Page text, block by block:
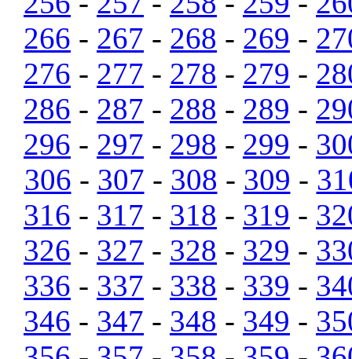
266 - 267 - 268 - 269 -
276 - 277 - 278 - 279 -
286 - 287 - 288 - 289 -
296 - 297 - 298 - 299 -
306 - 307 - 308 - 309 -
316 - 317 - 318 - 319 -
326 - 327 - 328 - 329 -
336 - 337 - 338 - 339 -
346 - 347 - 348 - 349 -